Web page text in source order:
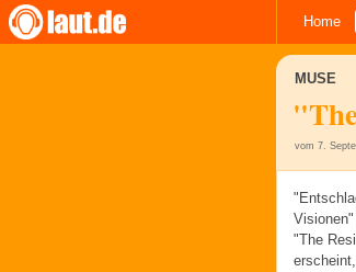
Home
MUSE
vom 7.
"The